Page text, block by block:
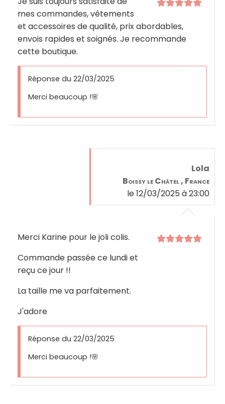
mes commandes, vêtements
et accessoires de qualité, prix abordables,
envois rapides et soignés. Je recommande
cette boutique.
Réponse du 22/03/2025
Merci beaucoup !🌸
Lola
Boissy le Châtel , France
le 12/03/2025 à 23:00
Merci Karine pour le joli colis.
Commande passée ce lundi et
reçu ce jour !!
La taille me va parfaitement.
J'adore
Réponse du 22/03/2025
Merci beaucoup !🌸